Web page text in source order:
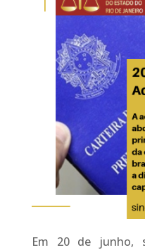
Em 20 de junho,